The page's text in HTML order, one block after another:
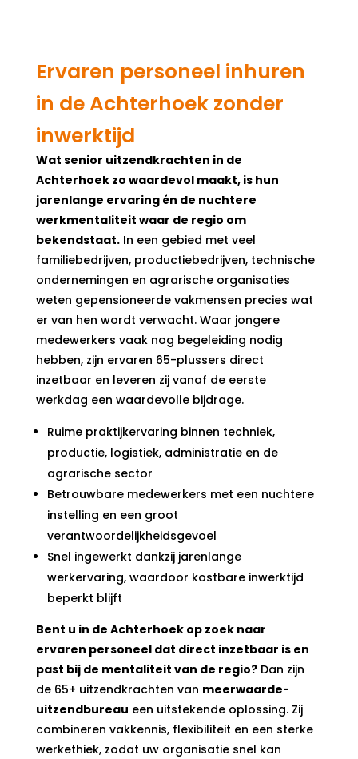
Ervaren personeel inhuren
in de Achterhoek zonder
inwerktijd
Wat senior uitzendkrachten in de
Achterhoek zo waardevol maakt, is hun
jarenlange ervaring én de nuchtere
werkmentaliteit waar de regio om
bekendstaat.In een gebied met veel
familiebedrijven, productiebedrijven, technische
ondernemingen en agrarische organisaties
weten gepensioneerde vakmensen precies wat
er van hen wordt verwacht. Waar jongere
medewerkers vaak nog begeleiding nodig
hebben, zijn ervaren 65-plussers direct
inzetbaar en leveren zij vanaf de eerste
werkdag een waardevolle bijdrage.
Ruime praktijkervaring binnen techniek,
productie, logistiek, administratie en de
agrarische sector
Betrouwbare medewerkers met een nuchtere
instelling en een groot
verantwoordelijkheidsgevoel
Snel ingewerkt dankzij jarenlange
werkervaring, waardoor kostbare inwerktijd
beperkt blijft
Bent u in de Achterhoek op zoek naar
ervaren personeel dat direct inzetbaar is en
past bij de mentaliteit van de regio?Dan zijn
de 65+ uitzendkrachten van meerwaarde-
uitzendbureau een uitstekende oplossing. Zij
combineren vakkennis, flexibiliteit en een sterke
werkethiek, zodat uw organisatie snel kan